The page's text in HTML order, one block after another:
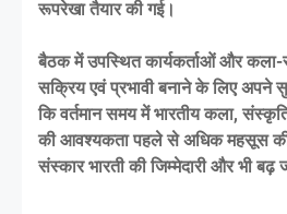
रूपरेखा तैयार की गई।
बैठक में उपस्थित कार्यकर्ताओं और
सक्रिय एवं प्रभावी बनाने के लिए अपने
कि वर्तमान समय में भारतीय कला,
की आवश्यकता पहले से अधिक महसूस
संस्कार भारती की जिम्मेदारी और भी बढ़